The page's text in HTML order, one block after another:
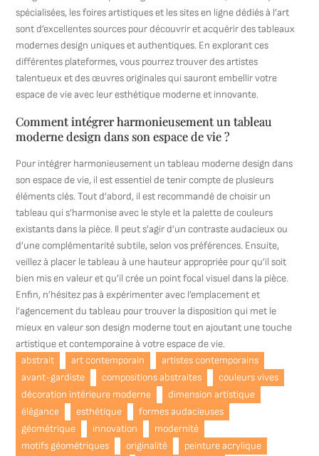
spécialisées, les foires artistiques et les sites en ligne dédiés à l’art
sont d’excellentes sources pour découvrir et acquérir des tableaux
modernes design uniques et authentiques. En explorant ces
différentes plateformes, vous pourrez trouver des artistes
talentueux et des œuvres originales qui sauront embellir votre
espace de vie avec leur esthétique moderne et innovante.
Comment intégrer harmonieusement un tableau
moderne design dans son espace de vie ?
Pour intégrer harmonieusement un tableau moderne design dans
son espace de vie, il est essentiel de tenir compte de plusieurs
éléments clés. Tout d’abord, il est recommandé de choisir un
tableau qui s’harmonise avec le style et la palette de couleurs
existants dans la pièce. Il peut s’agir d’un contraste audacieux ou
d’une complémentarité subtile, selon vos préférences. Ensuite,
veillez à placer le tableau à une hauteur appropriée pour qu’il soit
bien mis en valeur et qu’il crée un point focal visuel dans la pièce.
Enfin, n’hésitez pas à expérimenter avec l’emplacement et
l’agencement du tableau pour trouver la disposition qui met le
mieux en valeur son design moderne tout en ajoutant une touche
artistique et contemporaine à votre espace de vie.
abstrait
art contemporain
artistes contemporains
avant-gardiste
compositions abstraites
couleurs vives
décoration intérieure moderne
dimension artistique
élégance
esthétique
formes audacieuses
géométrique
innovation
modernité
motifs géométriques
originalité
peinture acrylique